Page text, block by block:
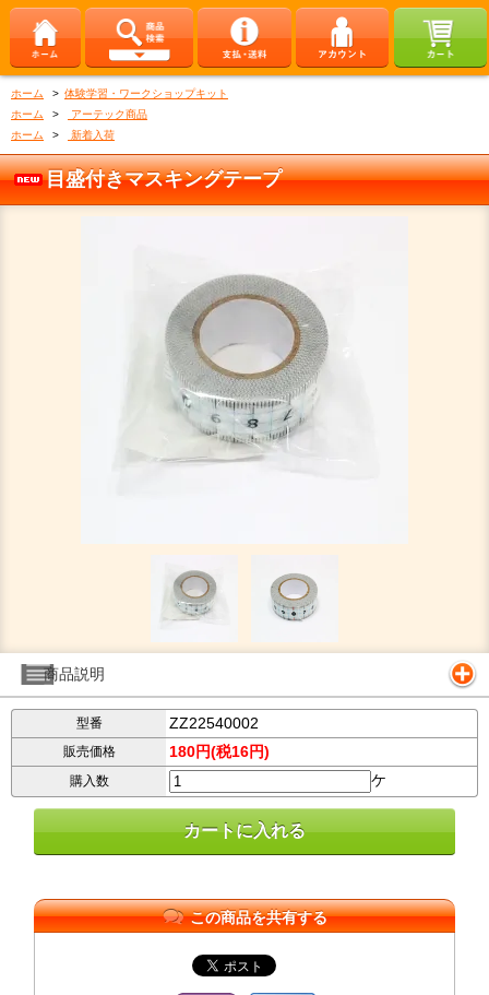
ホーム > 体験学習・ワークショップキット
ホーム
>
アーテック商品
ホーム
> 新着入荷
目盛付きマスキングテープ
商品説明
型番 ZZ22540002
販売価格 180円(税16円)
購入数 ケ
この商品を共有する